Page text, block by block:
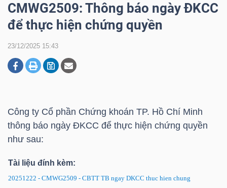
CMWG2509: Thông báo ngày ĐKCC
để thực hiện chứng quyền
23/12/2025 15:43
Công ty Cổ phần Chứng khoán TP. Hồ Chí Minh
thông báo ngày ĐKCC để thực hiện chứng quyền
như sau:
Tài liệu đính kèm:
20251222 - CMWG2509 - CBTT TB ngay DKCC thuc hien chung
CHỨNG
ĐỘNG
SẢN